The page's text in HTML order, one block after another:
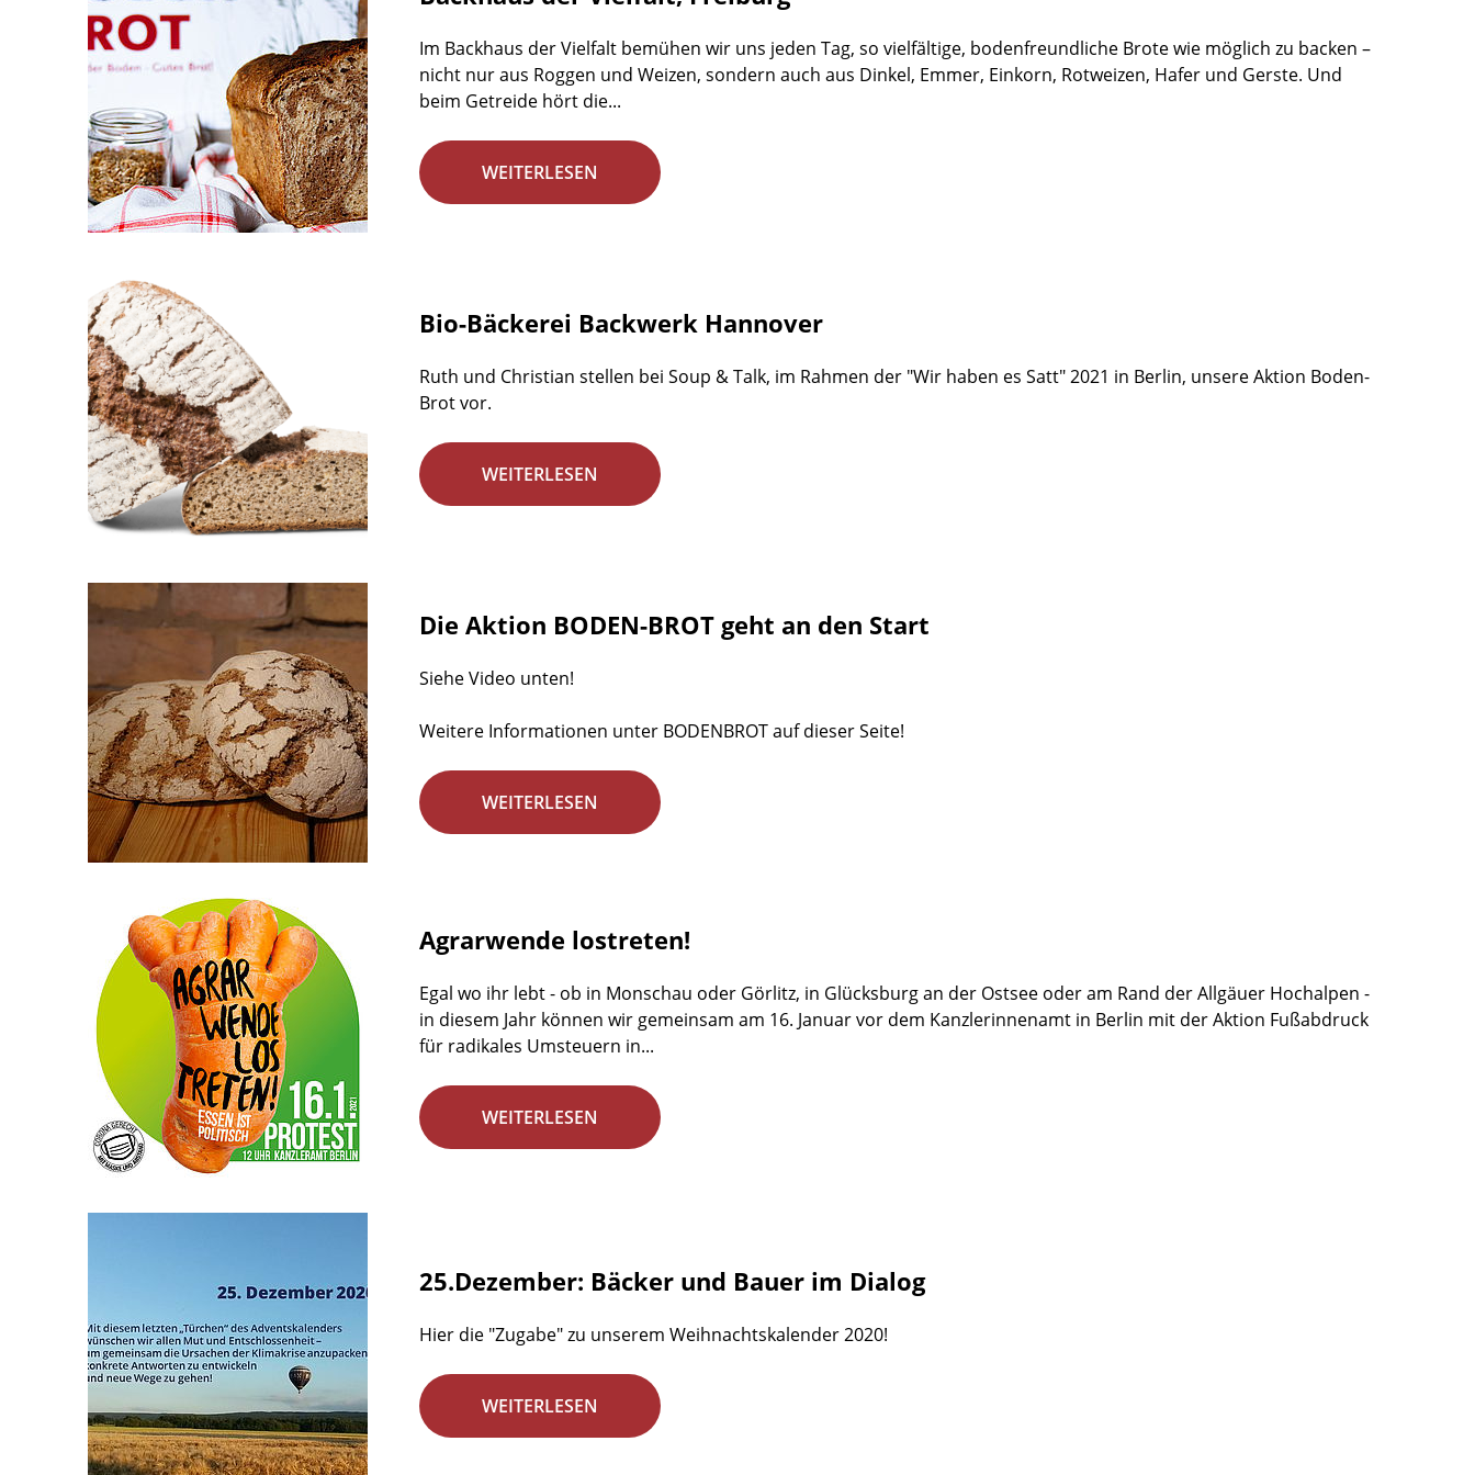
Im Backhaus der Vielfalt bemühen wir uns jeden Tag, so vielfältige, bodenfreundliche Brote wie möglich zu backen –
nicht nur aus Roggen und Weizen, sondern auch aus Dinkel, Emmer, Einkorn, Rotweizen, Hafer und Gerste. Und
beim Getreide hört die...
WEITERLESEN
Bio-Bäckerei Backwerk Hannover
Ruth und Christian stellen bei Soup & Talk, im Rahmen der "Wir haben es Satt" 2021 in Berlin, unsere Aktion Boden-
Brot vor.
WEITERLESEN
Die Aktion BODEN-BROT geht an den Start
Siehe Video unten!
Weitere Informationen unter BODENBROT auf dieser Seite!
WEITERLESEN
Agrarwende lostreten!
Egal wo ihr lebt - ob in Monschau oder Görlitz, in Glücksburg an der Ostsee oder am Rand der Allgäuer Hochalpen -
in diesem Jahr können wir gemeinsam am 16. Januar vor dem Kanzlerinnenamt in Berlin mit der Aktion Fußabdruck
für radikales Umsteuern in...
WEITERLESEN
25.Dezember: Bäcker und Bauer im Dialog
Hier die "Zugabe" zu unserem Weihnachtskalender 2020!
WEITERLESEN